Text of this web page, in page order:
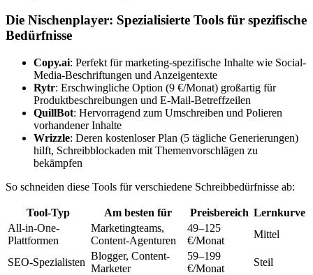
Die Nischenplayer: Spezialisierte Tools für spezifische
Bedürfnisse
Copy.ai: Perfekt für marketing-spezifische Inhalte wie Social-
Media-Beschriftungen und Anzeigentexte
Rytr: Erschwingliche Option (9 €/Monat) großartig für
Produktbeschreibungen und E-Mail-Betreffzeilen
QuillBot: Hervorragend zum Umschreiben und Polieren
vorhandener Inhalte
Wrizzle: Deren kostenloser Plan (5 tägliche Generierungen)
hilft, Schreibblockaden mit Themenvorschlägen zu
bekämpfen
So schneiden diese Tools für verschiedene Schreibbedürfnisse ab:
Tool-Typ Am besten für Preisbereich Lernkurve
All-in-One-
Plattformen
Marketingteams,
Content-Agenturen
49–125
€/Monat
Mittel
SEO-Spezialisten
Blogger, Content-
Marketer
59–199
€/Monat
Steil